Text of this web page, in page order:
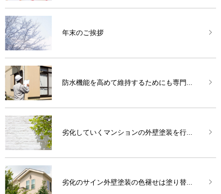
年末のご挨拶
防水機能を高めて維持するためにも専門...
劣化していくマンションの外壁塗装を行...
劣化のサイン外壁塗装の色褪せは塗り替...